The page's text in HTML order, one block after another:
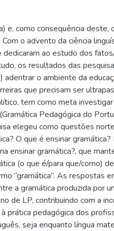
e, como consequência deste,
o advento da ciência
dedicaram ao estudo dos
os resultados das
adentrar o ambiente da
que precisam ser
tem como meta
Pedagógica do
elegeu como questões
O que é ensinar gramática?
ensinar gramática?, que
(o que é/para que/como)
“gramática”. As respostas
a gramática produzida por
de LP, contribuindo com a
prática pedagógica dos
seja enquanto língua